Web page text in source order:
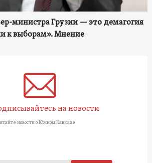
министра Грузии — это демагогия
к выборам». Мнение
на новости
новости о Южном Кавказе